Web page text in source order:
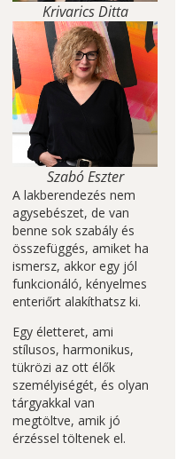
Krivarics Ditta
Szabó Eszter
A lakberendezés nem
agysebészet, de van
benne sok szabály és
összefüggés, amiket ha
ismersz, akkor egy jól
funkcionáló, kényelmes
enteriőrt alakíthatsz ki.
Egy életteret, ami
stílusos, harmonikus,
tükrözi az ott élők
személyiségét, és olyan
tárgyakkal van
megtöltve, amik jó
érzéssel töltenek el.